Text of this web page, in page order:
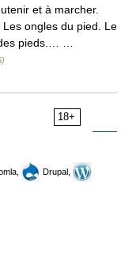
et à marcher.
ongles du pied. Le
des pieds.… …
18+
Drupal,